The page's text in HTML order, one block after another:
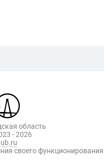
область
- 2026
своего функционирования